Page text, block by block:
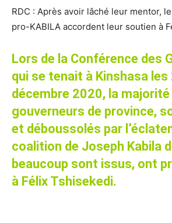
RDC : Après avoir lâché leur mentor,
pro-KABILA accordent leur soutien à
Lors de la Conférence des
qui se tenait à Kinshasa les
décembre 2020, la
gouverneurs de province,
et déboussolés par
coalition de Joseph Kabila
beaucoup sont issus, ont
à Félix Tshisekedi.